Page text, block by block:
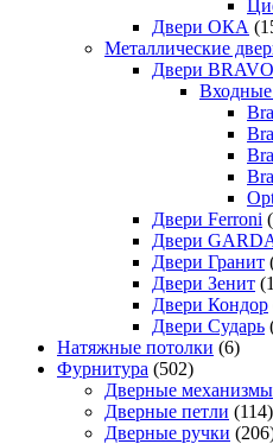
Двери ОКА
Металлические
Двери BRAVO
Двери Ferroni
Двери
Двери Гранит
Двери Зенит
Двери Кондор
Двери Сударь
Натяжные потолки (6)
Фурнитура (502)
Дверные механизмы
Дверные петли (114)
Дверные ручки